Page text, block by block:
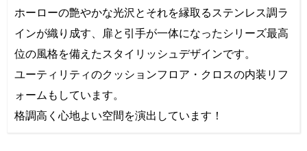
ホーローの艶やかな光沢とそれを縁取るステンレス調ラ
インが織り成す、扉と引手が一体になったシリーズ最高
位の風格を備えたスタイリッシュデザインです。
ユーティリティのクッションフロア・クロスの内装リフ
ォームもしています。
格調高く心地よい空間を演出しています！